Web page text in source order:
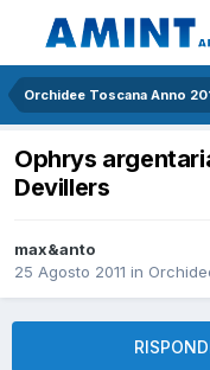
Orchidee Toscana Anno
Ophrys
Devillers
max&anto
25 Agosto 2011 in